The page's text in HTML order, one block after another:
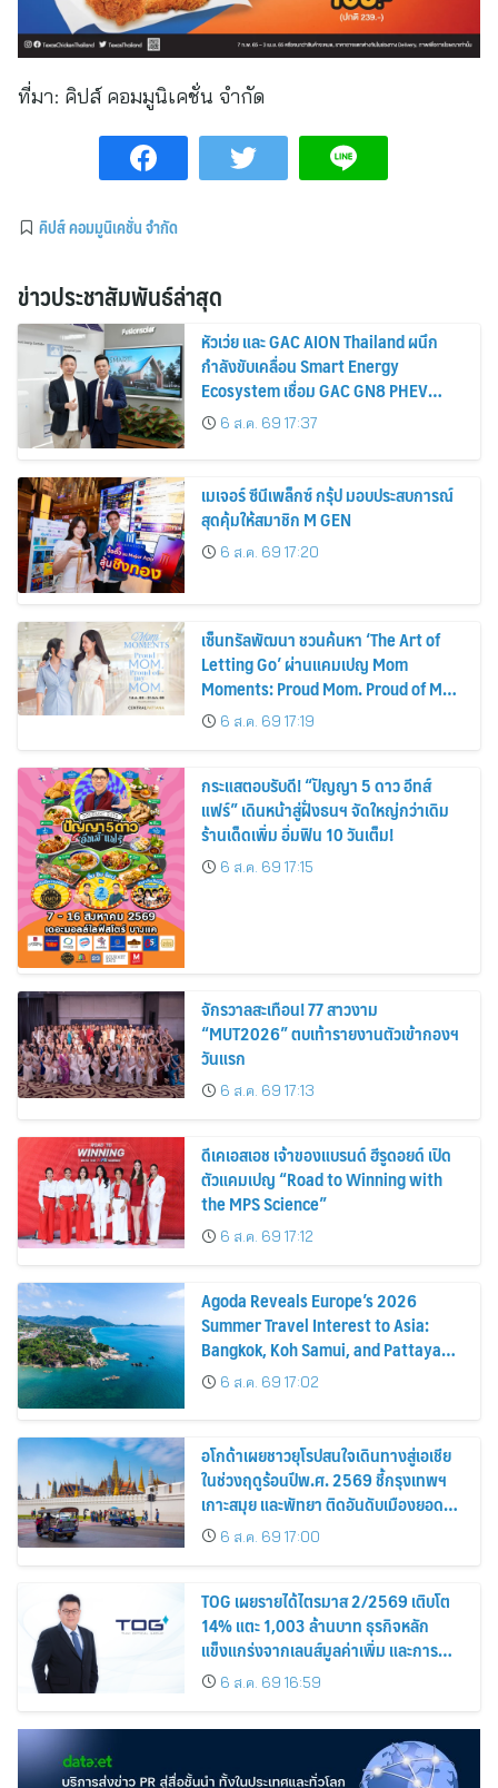
ที่มา: คิปส์ คอมมูนิเคชั่น จำกัด
คิปส์ คอมมูนิเคชั่น จำกัด
ข่าวประชาสัมพันธ์ล่าสุด
หัวเว่ย และ GAC AION Thailand ผนึก
กำลังขับเคลื่อน Smart Energy
Ecosystem เชื่อม GAC GN8 PHEV
รถยนต์ MPV ระดับพรีเมียม เข้ากับ
พลังงานแสงอาทิตย์ภายในบ้าน
6 ส.ค. 69 17:37
เมเจอร์ ซีนีเพล็กซ์ กรุ้ป มอบประสบการณ์
สุดคุ้มให้สมาชิก M GEN
6 ส.ค. 69 17:20
เซ็นทรัลพัฒนา ชวนค้นหา ‘The Art of
Letting Go’ ผ่านแคมเปญ Mom
Moments: Proud Mom. Proud of My
Mom.6 ส.ค. 69 17:19
กระแสตอบรับดี! “ปัญญา 5 ดาว อีทส์
แฟร์” เดินหน้าสู่ฝั่งธนฯ จัดใหญ่กว่าเดิม
ร้านเด็ดเพิ่ม อิ่มฟิน 10 วันเต็ม!
6 ส.ค. 69 17:15
จักรวาลสะเทือน! 77 สาวงาม
“MUT2026” ตบเท้ารายงานตัวเข้ากองฯ
วันแรก
6 ส.ค. 69 17:13
ดีเคเอสเอช เจ้าของแบรนด์ ฮีรูดอยด์ เปิด
ตัวแคมเปญ “Road to Winning with
the MPS Science”
6 ส.ค. 69 17:12
Agoda Reveals Europe’s 2026
Summer Travel Interest to Asia:
Bangkok, Koh Samui, and Pattaya
Among the Top Cities
6 ส.ค. 69 17:02
อโกด้าเผยชาวยุโรปสนใจเดินทางสู่เอเชีย
ในช่วงฤดูร้อนปีพ.ศ. 2569 ชี้กรุงเทพฯ
เกาะสมุย และพัทยา ติดอันดับเมืองยอด
นิยม6 ส.ค. 69 17:00
TOG เผยรายได้ไตรมาส 2/2569 เติบโต
14% แตะ 1,003 ล้านบาท ธุรกิจหลัก
แข็งแกร่งจากเลนส์มูลค่าเพิ่ม และการ
ขยายตลาดต่างประเทศ พร้อมเดินหน้า
ลงทุนเพื่อการเติบโตระยะยาว
6 ส.ค. 69 16:59